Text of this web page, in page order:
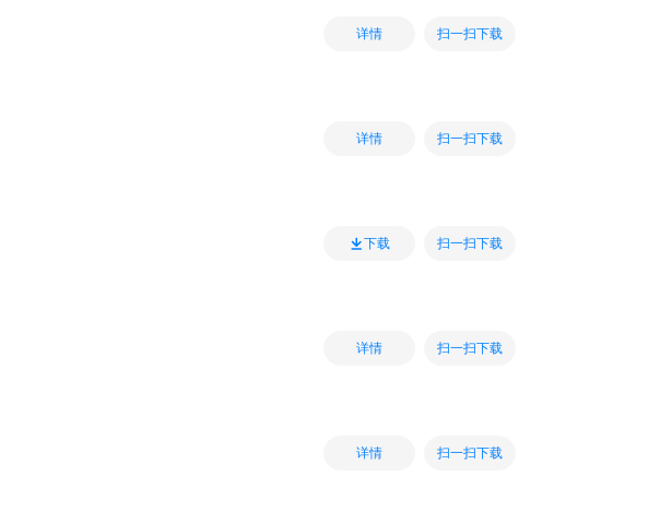
详情 扫一扫下载
详情 扫一扫下载
下载 扫一扫下载
详情 扫一扫下载
详情 扫一扫下载